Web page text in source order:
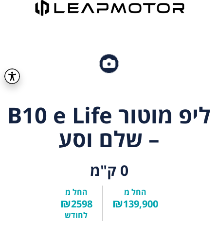
ליפ מוטור B10 e Life
– שלם וסע
0 ק"מ
החל מ
139,900
₪
החל מ
2598
₪
לחודש